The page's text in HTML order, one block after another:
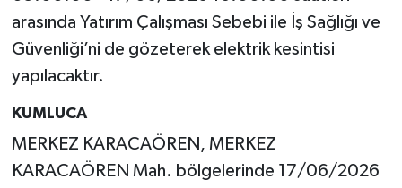
arasında Yatırım Çalışması Sebebi ile İş Sağlığı ve
Güvenliği’ni de gözeterek elektrik kesintisi
yapılacaktır.
KUMLUCA
MERKEZ KARACAÖREN, MERKEZ
KARACAÖREN Mah. bölgelerinde 17/06/2026